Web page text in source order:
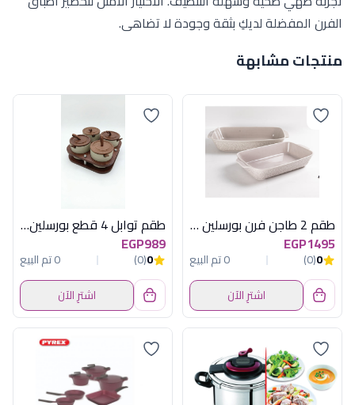
الفرن المفضلة لديكِ بثقة وجودة لا تضاهى.
منتجات مشابهة
طقم 2 طاجن فرن بورسلين مستطيل بيد رمادي رويال ألفريدو
EGP1495
0
(0)
0 تم البيع
اشترِ الآن
طقم توابل 4 قطع بورسلين من أكسفورد موديل YH3232-2
EGP989
0
(0)
0 تم البيع
اشترِ الآن